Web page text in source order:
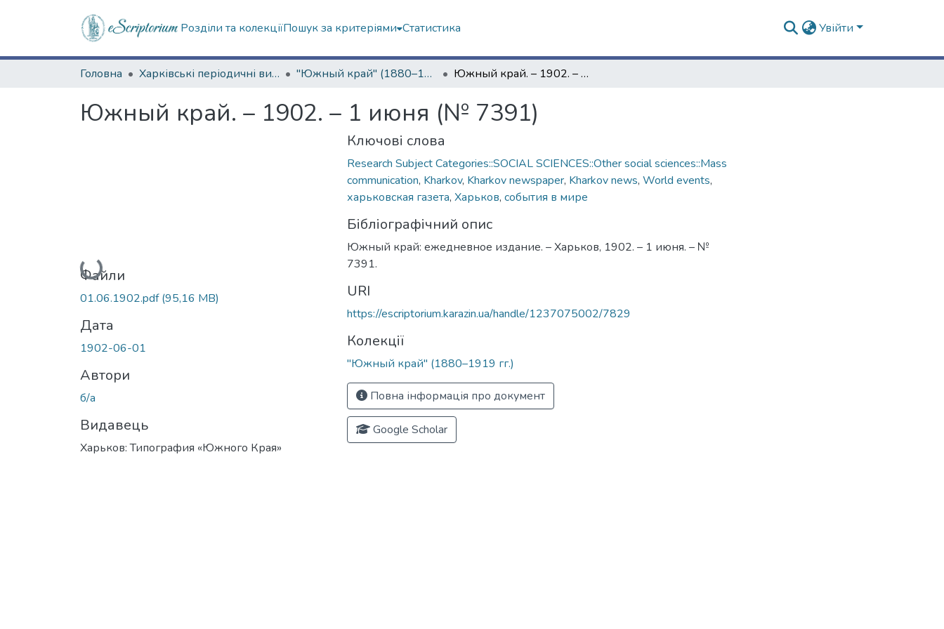
Розділи та колекціїПошук за критеріями Статистика Увійти
Головна Харківські періодичні видання "Южный край" (1880–1919 гг.) Южный край. – 1902. – 1 июня (№ 7391)
Южный край. – 1902. – 1 июня (№ 7391)
Вантажиться...
Файли
01.06.1902.pdf(95,16 MB)
Дата
1902-06-01
Автори
б/а
Видавець
Харьков: Типография «Южного Края»
Ключові слова
Research Subject Categories::SOCIAL SCIENCES::Other social sciences::Mass
communication, Kharkov, Kharkov newspaper, Kharkov news, World events,
харьковская газета, Харьков, события в мире
Бібліографічний опис
Южный край: ежедневное издание. – Харьков, 1902. – 1 июня. – №
7391.
URI
https://escriptorium.karazin.ua/handle/1237075002/7829
Колекції
"Южный край" (1880–1919 гг.)
Повна інформація про документ
Google Scholar